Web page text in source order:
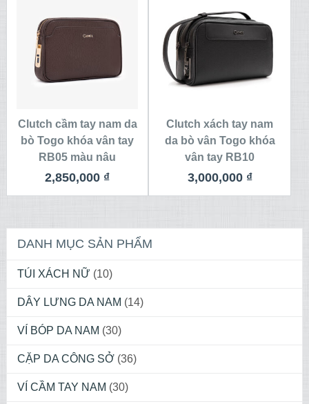
Clutch cầm tay nam da
bò Togo khóa vân tay
RB05 màu nâu
2,850,000 ₫
Clutch xách tay nam
da bò vân Togo khóa
vân tay RB10
3,000,000 ₫
DANH MỤC SẢN PHẨM
TÚI XÁCH NỮ (10)
DÂY LƯNG DA NAM (14)
VÍ BÓP DA NAM (30)
CẶP DA CÔNG SỞ (36)
VÍ CẦM TAY NAM (30)